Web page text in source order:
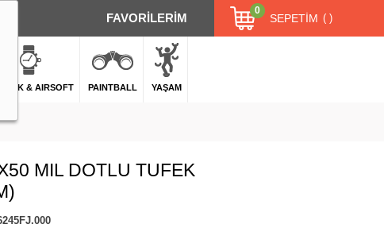
FAVORİLERİM SEPETIM
0
& AIRSOFT PAINTBALL YAŞAM
MIL DOTLU TUFEK